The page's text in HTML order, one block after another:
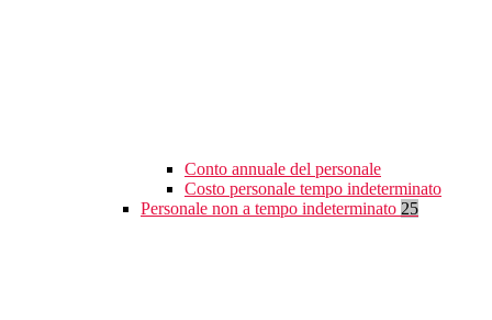
Conto annuale del personale
Costo personale tempo indeterminato
Personale non a tempo indeterminato 25